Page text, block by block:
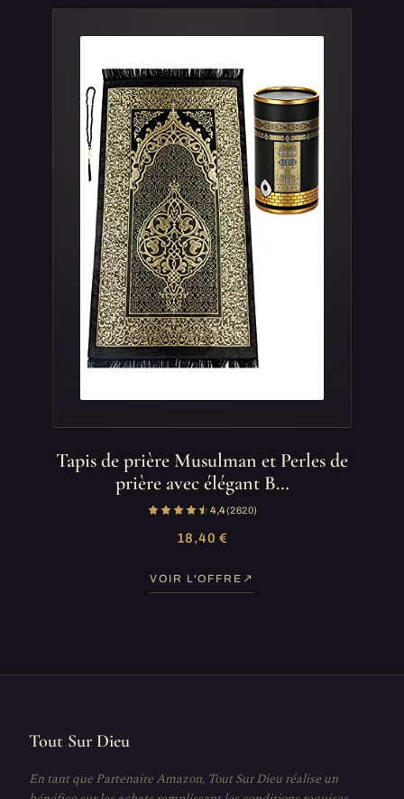
Tapis de prière Musulman et Perles de
prière avec élégant B…
4,4(2 620)
18,40 €
VOIR L'OFFRE
Tout Sur Dieu
En tant que Partenaire Amazon, Tout Sur Dieu réalise un